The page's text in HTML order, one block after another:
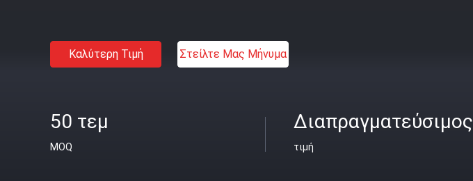
Καλύτερη Τιμή Στείλτε Μας Μήνυμα
50 τεμ
MOQ
Διαπραγματεύσιμος
τιμή